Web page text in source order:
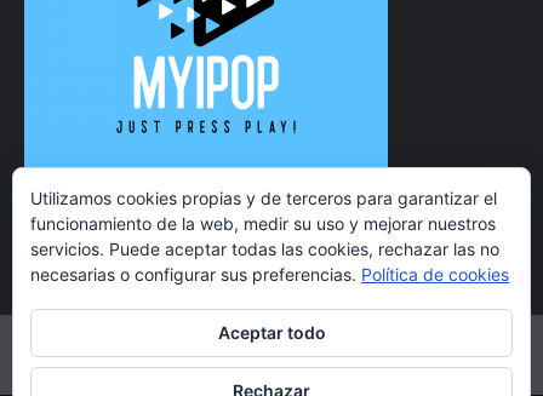
TwitterInstagramFacebookYouTube
Utilizamos cookies propias y de terceros para garantizar el
funcionamiento de la web, medir su uso y mejorar nuestros
servicios. Puede aceptar todas las cookies, rechazar las no
necesarias o configurar sus preferencias. Política de cookies
Aceptar todo
Rechazar